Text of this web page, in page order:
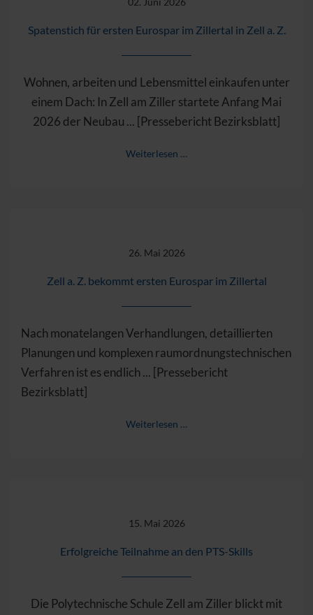
Spatenstich für ersten Eurospar im Zillertal in Zell a. Z.
Wohnen, arbeiten und Lebensmittel einkaufen unter
einem Dach: In Zell am Ziller startete Anfang Mai
2026 der Neubau ... [Pressebericht Bezirksblatt]
Weiterlesen …
26. Mai 2026
Zell a. Z. bekommt ersten Eurospar im Zillertal
Nach monatelangen Verhandlungen, detaillierten
Planungen und komplexen raumordnungstechnischen
Verfahren ist es endlich ... [Pressebericht
Bezirksblatt]
Weiterlesen …
15. Mai 2026
Erfolgreiche Teilnahme an den PTS-Skills
Die Polytechnische Schule Zell am Ziller blickt mit